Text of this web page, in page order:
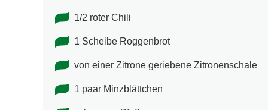
1/2 roter Chili
1 Scheibe Roggenbrot
von einer Zitrone geriebene Zitronenschale
1 paar Minzblättchen